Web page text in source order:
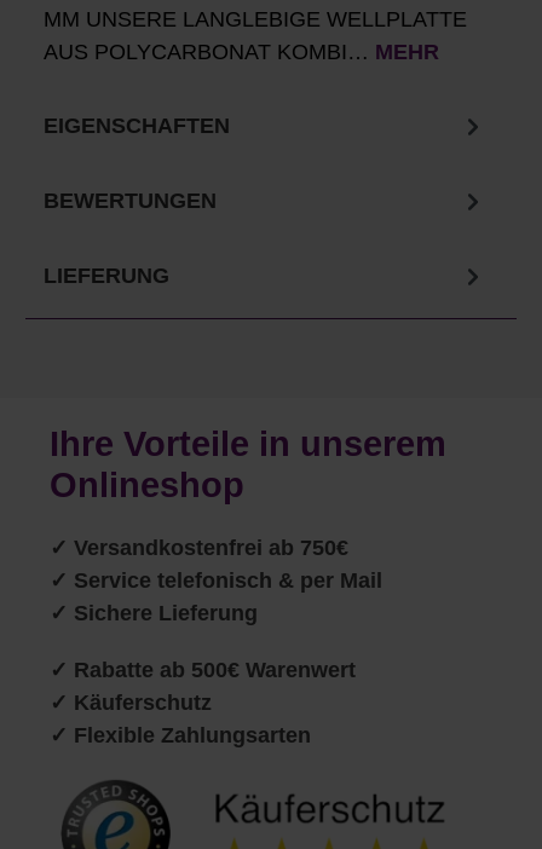
MM UNSERE LANGLEBIGE WELLPLATTE
AUS POLYCARBONAT KOMBI… MEHR
EIGENSCHAFTEN
BEWERTUNGEN
LIEFERUNG
Ihre Vorteile in unserem
Onlineshop
✓ Versandkostenfrei ab 750€
✓ Service telefonisch & per Mail
✓ Sichere Lieferung
✓ Rabatte ab 500€ Warenwert
✓ Käuferschutz
✓ Flexible Zahlungsarten